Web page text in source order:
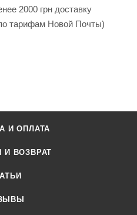
2000 грн доставку
тарифам Новой Почты)
И ОПЛАТА
И ВОЗВРАТ